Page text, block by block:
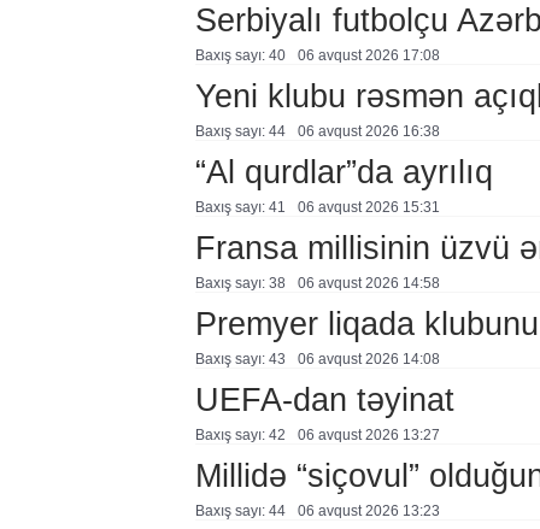
Serbiyalı futbolçu
Baxış sayı: 40 06 avqust 2026 17:08
Yeni klubu rəsmən
Baxış sayı: 44 06 avqust 2026 16:38
“Al qurdlar”da ayrılıq
Baxış sayı: 41 06 avqust 2026 15:31
Fransa millisinin üzvü
Baxış sayı: 38 06 avqust 2026 14:58
Premyer liqada
Baxış sayı: 43 06 avqust 2026 14:08
UEFA-dan təyinat
Baxış sayı: 42 06 avqust 2026 13:27
Millidə “siçovul”
Baxış sayı: 44 06 avqust 2026 13:23